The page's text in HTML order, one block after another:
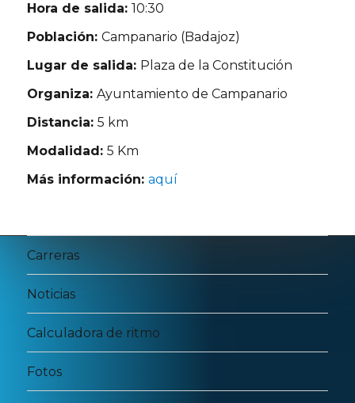
Hora de salida:10:30
Población:Campanario (Badajoz)
Lugar de salida: Plaza de la Constitución
Organiza:Ayuntamiento de Campanario
Distancia:5 km
Modalidad:5 Km
Más información:aquí
Carreras
Noticias
Calculadora de ritmo
Fotos